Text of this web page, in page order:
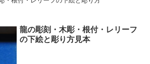
龍の彫刻・木彫・根付・レリーフ
の下絵と彫り方見本